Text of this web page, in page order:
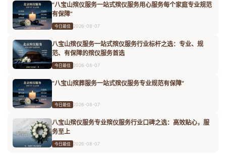
“八宝山殡仪服务一站式殡仪服务用心服务每个家庭专业规范
有保障”
今日最佳 2026-08-07
八宝山殡仪服务一站式殡仪服务行业标杆之选：专业、规
范、有保障的殡仪服务首选
今日最佳 2026-08-07
“八宝山殡葬服务一站式殡仪服务专业规范有保障”
今日最佳 2026-08-07
八宝山殡仪服务专业殡仪服务行业口碑之选：高效贴心，服
务至上
今日最佳 2026-08-07